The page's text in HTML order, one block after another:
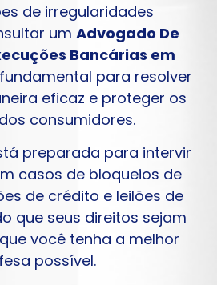
de irregularidades
um Advogado De
Bancárias em
para resolver
eficaz e proteger os
consumidores.
preparada para intervir
casos de bloqueios de
de crédito e leilões de
que seus direitos sejam
você tenha a melhor
possível.